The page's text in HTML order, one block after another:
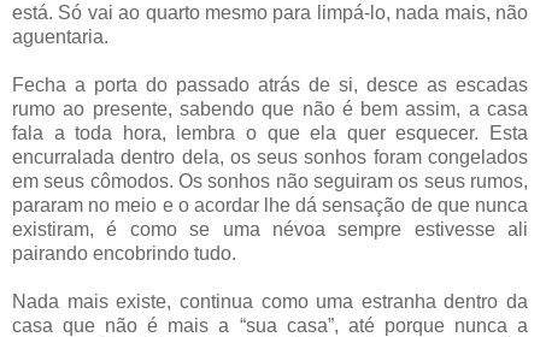
está. Só vai ao quarto mesmo para limpá-lo, nada mais, não
aguentaria.
Fecha a porta do passado atrás de si, desce as escadas
rumo ao presente, sabendo que não é bem assim, a casa
fala a toda hora, lembra o que ela quer esquecer. Esta
encurralada dentro dela, os seus sonhos foram congelados
em seus cômodos. Os sonhos não seguiram os seus rumos,
pararam no meio e o acordar lhe dá sensação de que nunca
existiram, é como se uma névoa sempre estivesse ali
pairando encobrindo tudo.
Nada mais existe, continua como uma estranha dentro da
casa que não é mais a “sua casa”, até porque nunca a